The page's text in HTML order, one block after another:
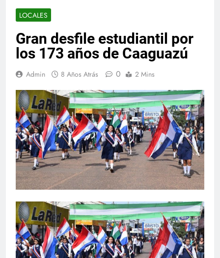
LOCALES
Gran desfile estudiantil por
los 173 años de Caaguazú
Admin 8 Años Atrás 0 2 Mins